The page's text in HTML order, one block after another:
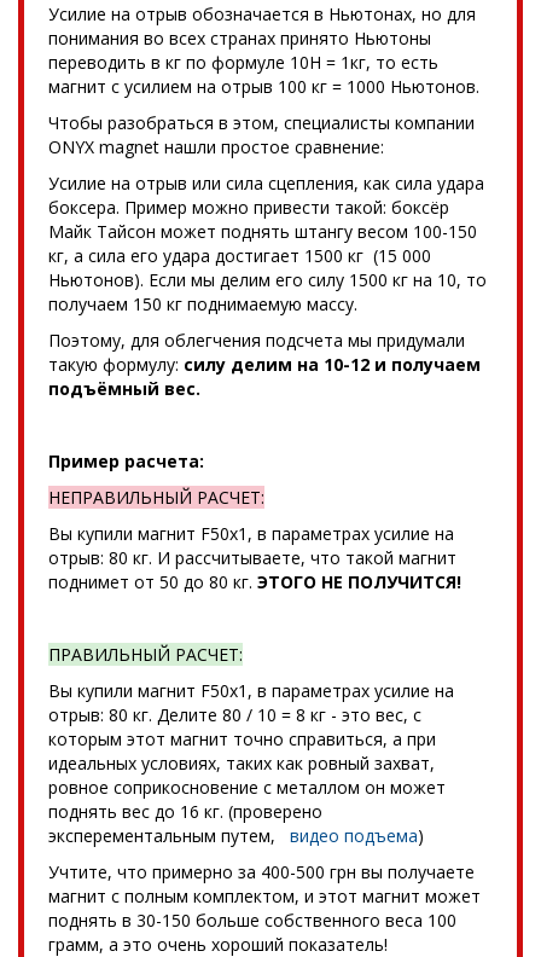
Усилие на отрыв обозначается в Ньютонах, но для
понимания во всех странах принято Ньютоны
переводить в кг по формуле 10Н = 1кг, то есть
магнит с усилием на отрыв 100 кг = 1000 Ньютонов.
Чтобы разобраться в этом, специалисты компании
ONYX magnet нашли простое сравнение:
Усилие на отрыв или сила сцепления, как сила удара
боксера. Пример можно привести такой: боксёр
Майк Тайсон может поднять штангу весом 100-150
кг, а сила его удара достигает 1500 кг (15 000
Ньютонов). Если мы делим его силу 1500 кг на 10, то
получаем 150 кг поднимаемую массу.
Поэтому, для облегчения подсчета мы придумали
такую формулу: силу делим на 10-12 и получаем
подъёмный вес.
Пример расчета:
НЕПРАВИЛЬНЫЙ РАСЧЕТ:
Вы купили магнит F50x1, в параметрах усилие на
отрыв: 80 кг. И рассчитываете, что такой магнит
поднимет от 50 до 80 кг. ЭТОГО НЕ ПОЛУЧИТСЯ!
ПРАВИЛЬНЫЙ РАСЧЕТ:
Вы купили магнит F50x1, в параметрах усилие на
отрыв: 80 кг. Делите 80 / 10 = 8 кг - это вес, с
которым этот магнит точно справиться, а при
идеальных условиях, таких как ровный захват,
ровное соприкосновение с металлом он может
поднять вес до 16 кг. (проверено
эксперементальным путем, видео подъема)
Учтите, что примерно за 400-500 грн вы получаете
магнит с полным комплектом, и этот магнит может
поднять в 30-150 больше собственного веса 100
грамм, а это очень хороший показатель!